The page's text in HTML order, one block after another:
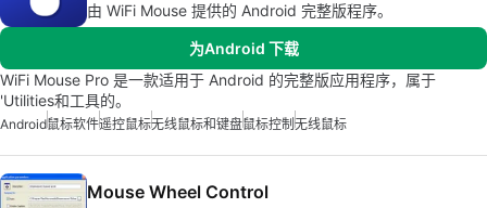
由 WiFi Mouse 提供的 Android 完整版程序。
为Android 下载
WiFi Mouse Pro 是一款适用于 Android 的完整版应用程序，属于
'Utilities和工具的。
Android鼠标软件遥控鼠标无线鼠标和键盘鼠标控制 无线鼠标
Mouse Wheel Control